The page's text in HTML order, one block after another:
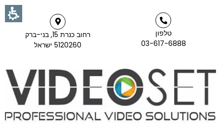
טלפון
03-617-6888
רחוב כנרת 15, בני-ברק
5120260 ישראל